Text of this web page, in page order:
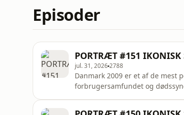
Episoder
PORTRÆT #151
jul. 31, 20262788
Danmark 2009 er et af de mest
forbrugersamfundet og